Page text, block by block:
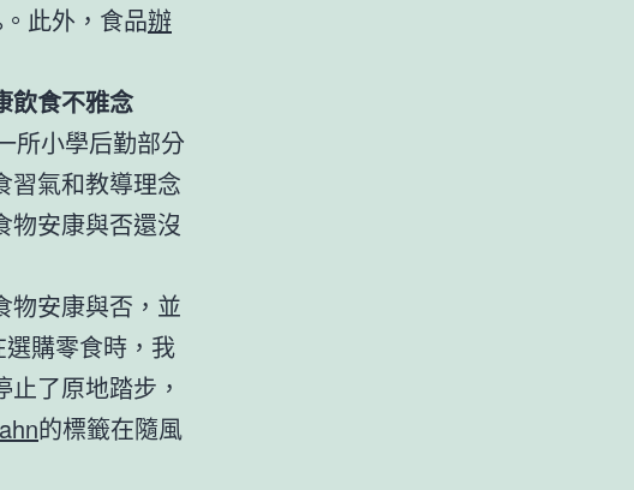
此外，食品辦
飲食不雅念
所小學后勤部分
習氣和教導理念
物安康與否還沒
物安康與否，並
選購零食時，我
了原地踏步，
的標籤在隨風